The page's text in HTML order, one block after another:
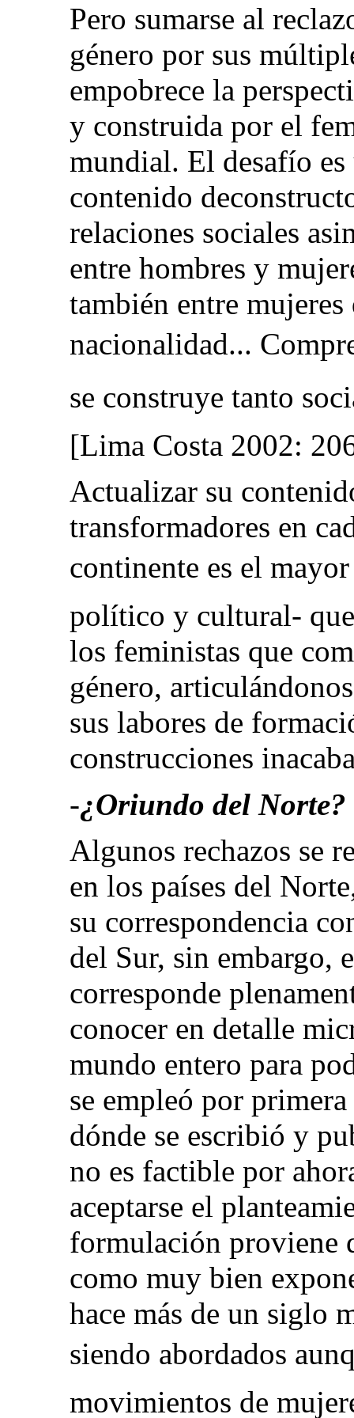
Pero sumarse al
género por sus
empobrece la
y construida por el
mundial. El desafío
contenido
relaciones sociales
entre hombres y
también entre
nacionalidad...
se construye tanto
[Lima Costa 2002:
Actualizar su
transformadores en
continente es el
político y cultural-
los feministas que
género,
sus labores de
construcciones
-¿Oriundo del Norte?
Algunos rechazos se
en los países del
su correspondencia
del Sur, sin embargo,
corresponde
conocer en detalle
mundo entero para
se empleó por
dónde se escribió y
no es factible por
aceptarse el
formulación proviene
como muy bien
hace más de un siglo
siendo abordados
movimientos de